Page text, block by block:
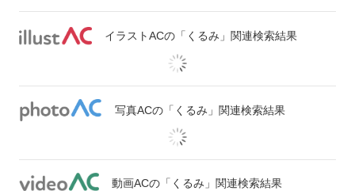
イラストACの「くるみ」関連検索結果
写真ACの「くるみ」関連検索結果
動画ACの「くるみ」関連検索結果